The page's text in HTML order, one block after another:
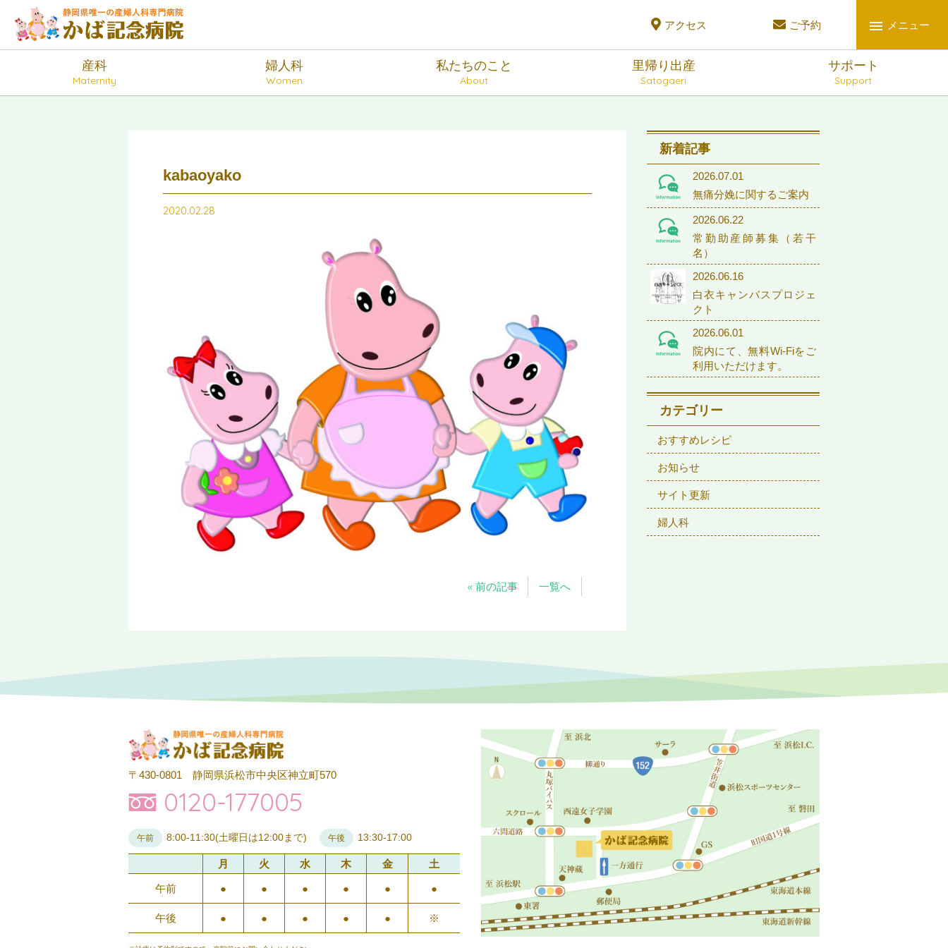
アクセス ご予約 メニュー
産科
Maternity
婦人科
Women
私たちのこと
About
里帰り出産
Satogaeri
サポート
Support
kabaoyako
2020.02.28
« 前の記事 一覧へ
新着記事
2026.07.01
無痛分娩に関するご案内
2026.06.22
常勤助産師募集（若干
名）
2026.06.16
白衣キャンバスプロジェ
クト
2026.06.01
院内にて、無料Wi-Fiをご
利用いただけます。
カテゴリー
おすすめレシピ
お知らせ
サイト更新
婦人科
〒430-0801 静岡県浜松市中央区神立町570
0120-177005
午前 8:00-11:30(土曜日は12:00まで) 午後 13:30-17:00
月 火 水 木 金 土
午前 ● ● ● ● ● ●
午後 ● ● ● ● ● ※